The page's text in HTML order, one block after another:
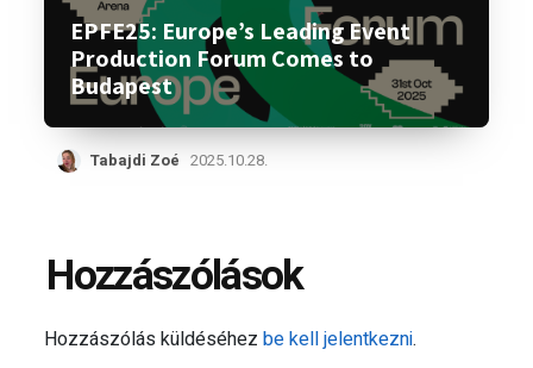
EPFE25: Europe’s Leading Event
Production Forum Comes to
Budapest
Tabajdi Zoé 2025.10.28.
Hozzászólások
Hozzászólás küldéséhezbe kell jelentkezni.